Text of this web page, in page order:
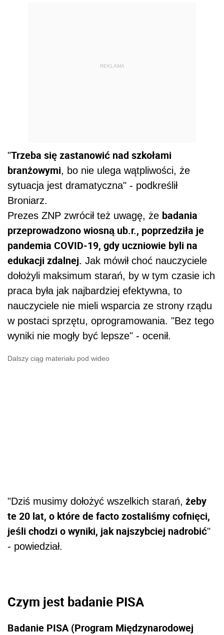
REKLAMA
"Trzeba się zastanowić nad szkołami
branżowymi, bo nie ulega wątpliwości, że
sytuacja jest dramatyczna" - podkreślił
Broniarz.
Prezes ZNP zwrócił też uwagę, że badania
przeprowadzono wiosną ub.r., poprzedziła je
pandemia COVID-19, gdy uczniowie byli na
edukacji zdalnej. Jak mówił choć nauczyciele
dołożyli maksimum starań, by w tym czasie ich
praca była jak najbardziej efektywna, to
nauczyciele nie mieli wsparcia ze strony rządu
w postaci sprzętu, oprogramowania. "Bez tego
wyniki nie mogły być lepsze" - ocenił.
Dalszy ciąg materiału pod wideo
"Dziś musimy dołożyć wszelkich starań, żeby
te 20 lat, o które de facto zostaliśmy cofnięci,
jeśli chodzi o wyniki, jak najszybciej nadrobić"
- powiedział.
Czym jest badanie PISA
Badanie PISA (Program Międzynarodowej